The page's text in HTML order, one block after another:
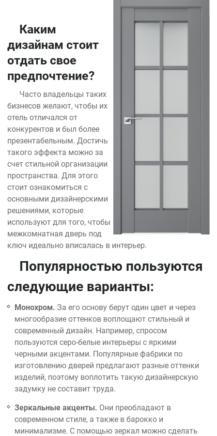
Каким
дизайнам стоит
отдать свое
предпочтение?
Часто владельцы таких
бизнесов желают, чтобы их
отель отличался от
конкурентов и был более
презентабельным. Достичь
такого эффекта можно за
счет стильной организации
пространства. Для этого
стоит ознакомиться с
основными дизайнерскими
решениями, которые
используют для того, чтобы
межкомнатная дверь под
ключ идеально вписалась в интерьер.
Популярностью пользуются
следующие варианты:
Монохром. За его основу берут один цвет и через
многообразие оттенков воплощают стильный и
современный дизайн. Например, спросом
пользуются серо-белые интерьеры с яркими
черными акцентами. Популярные фабрики по
изготовлению дверей предлагают разные оттенки
изделий, поэтому воплотить такую дизайнерскую
задумку не составит труда.
Зеркальные акценты. Они преобладают в
современном стиле, а также в барокко и
минимализме. С помощью зеркал можно сделать